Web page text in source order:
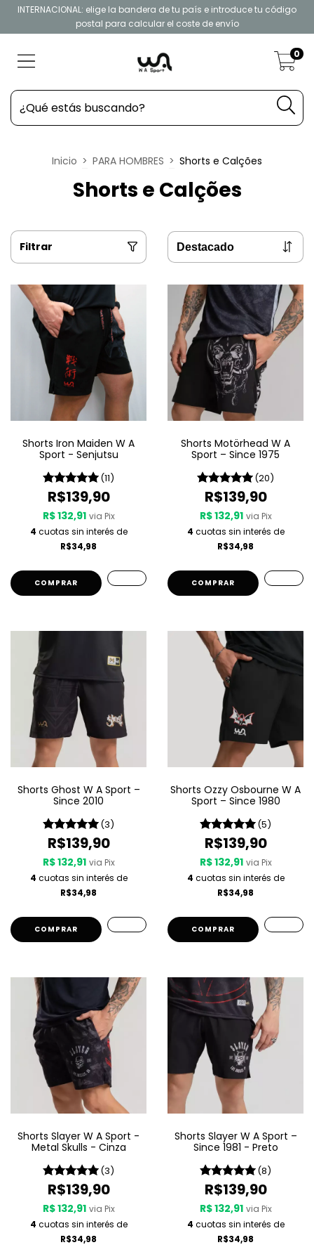
INTERNACIONAL: elige la bandera de tu país e introduce tu código
postal para calcular el coste de envío
0
Inicio > PARA HOMBRES > Shorts e Calções
Shorts e Calções
Filtrar
Shorts Iron Maiden W A
Sport - Senjutsu
(11)
R$139,90
R$ 132,91 via Pix
4 cuotas sin interés de
R$34,98
COMPRAR
Shorts Motörhead W A
Sport – Since 1975
(20)
R$139,90
R$ 132,91 via Pix
4 cuotas sin interés de
R$34,98
COMPRAR
Shorts Ghost W A Sport –
Since 2010
(3)
R$139,90
R$ 132,91 via Pix
4 cuotas sin interés de
R$34,98
COMPRAR
Shorts Ozzy Osbourne W A
Sport – Since 1980
(5)
R$139,90
R$ 132,91 via Pix
4 cuotas sin interés de
R$34,98
COMPRAR
Shorts Slayer W A Sport -
Metal Skulls - Cinza
(3)
R$139,90
R$ 132,91 via Pix
4 cuotas sin interés de
R$34,98
Shorts Slayer W A Sport –
Since 1981 - Preto
(8)
R$139,90
R$ 132,91 via Pix
4 cuotas sin interés de
R$34,98